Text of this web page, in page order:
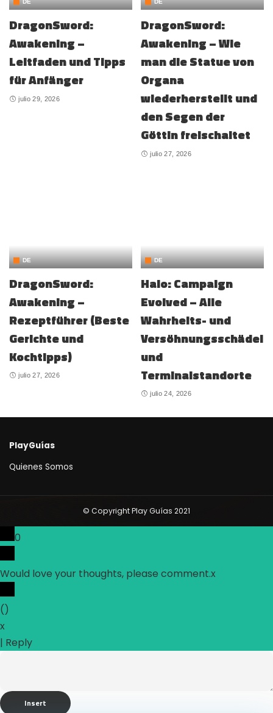
DE
DragonSword:
Awakening –
Leitfaden und Tipps
für Anfänger
julio 29, 2026
DE
DragonSword:
Awakening – Wie
man die Statue von
Organa
wiederherstellt und
den Segen der
Göttin freischaltet
julio 27, 2026
DE
DragonSword:
Awakening –
Rezeptführer (Beste
Gerichte und
Kochtipps)
julio 27, 2026
DE
Halo: Campaign
Evolved – Alle
Wahrheits- und
Versöhnungsschädel
und
Terminalstandorte
julio 24, 2026
PlayGuías
Quienes Somos
© Copyright Play Guías 2021
0
Would love your thoughts, please comment.x
()
x
| Reply
Insert